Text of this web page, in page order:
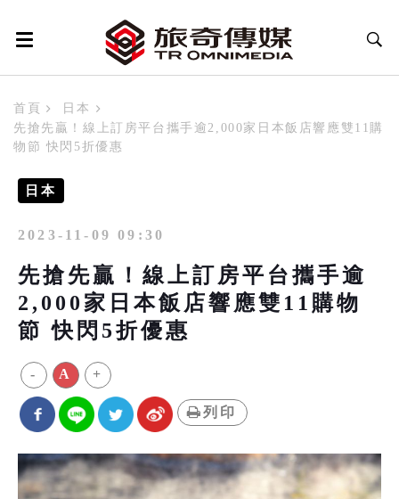
首頁
日本
先搶先贏！線上訂房平台攜手逾2,000家日本飯店響應雙11購
物節 快閃5折優惠
日本
2023-11-09 09:30
先搶先贏！線上訂房平台攜手逾
2,000家日本飯店響應雙11購物
節 快閃5折優惠
- A +
列印